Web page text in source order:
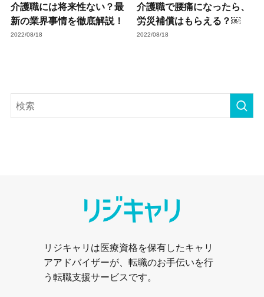
介護職には将来性ない？最
新の業界事情を徹底解説！
2022/08/18
介護職で腰痛になったら、
労災補償はもらえる？￼
2022/08/18
リジキャリは医療資格を保有したキャリ
アアドバイザーが、転職のお手伝いを行
う転職支援サービスです。